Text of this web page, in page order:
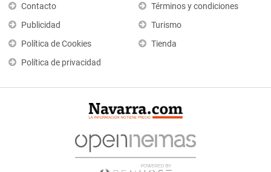
Contacto
Publicidad
Política de Cookies
Política de privacidad
Términos y condiciones
Turismo
Tienda